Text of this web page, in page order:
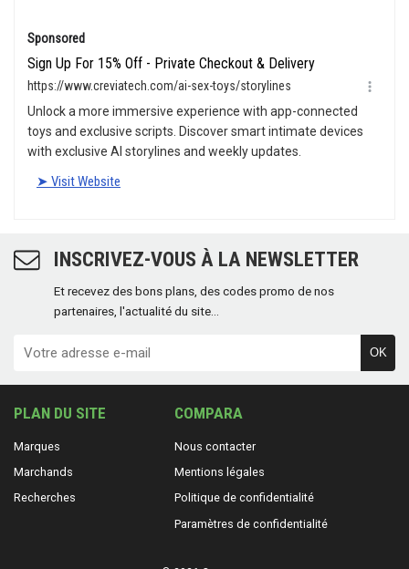
INSCRIVEZ-VOUS À LA NEWSLETTER
Et recevez des bons plans, des codes promo de nos
partenaires, l'actualité du site...
OK
PLAN DU SITE
Marques
Marchands
Recherches
COMPARA
Nous contacter
Mentions légales
Politique de confidentialité
Paramètres de confidentialité